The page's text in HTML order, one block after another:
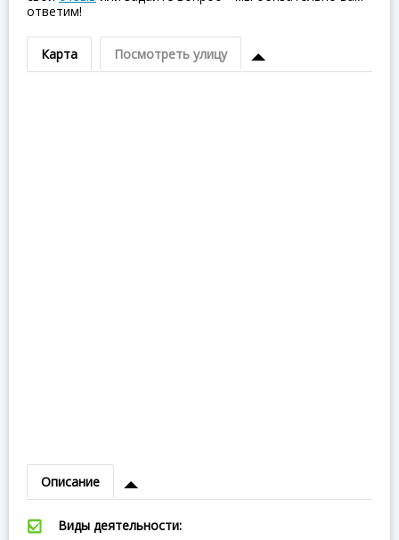
ответим!
Карта Посмотреть улицу
Описание
Виды деятельности: